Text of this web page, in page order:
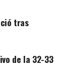
tras
de la 32-33